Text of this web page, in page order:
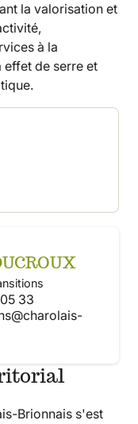
la valorisation et
à la
de serre et
33
Brionnais s'est